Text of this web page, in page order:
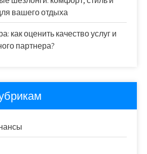
вашего отдыха
как оценить качество услуг и
партнера?